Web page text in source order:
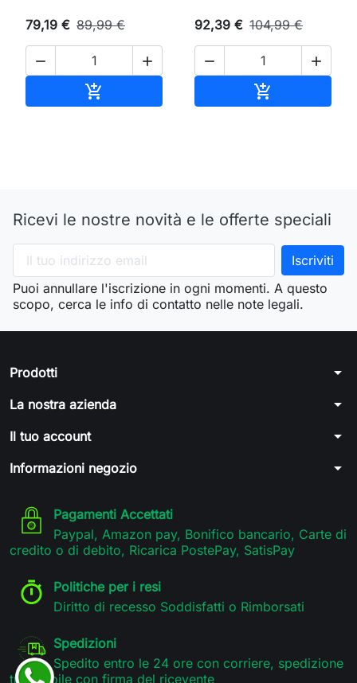
79,19 € 89,99 €
 

92,39 € 104,99 €
 

Ricevi le nostre novità e le offerte speciali
Puoi annullare l'iscrizione in ogni momenti. A questo
scopo, cerca le info di contatto nelle note legali.
Prodotti arrow_drop_down
La nostra azienda arrow_drop_down
Il tuo account arrow_drop_down
Informazioni negozio arrow_drop_down
Pagamenti Accettati
Paypal, Amazon pay, Bonifico bancario, Carte di
credito o di debito, Ricarica PostePay, SatisPay
Politiche per i resi
Diritto di recesso Soddisfatti o Rimborsati
Spedizioni
Spedito entro le 24 ore con corriere, spedizione
tracciabile con firma del ricevente